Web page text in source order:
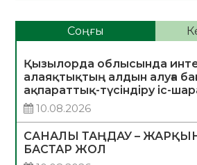
Соңғы
Қызылорда облысында
алаяқтықтың алдын алуға
ақпараттық-түсіндіру іс-
10.08.2026
САНАЛЫ ТАҢДАУ –
БАСТАР ЖОЛ